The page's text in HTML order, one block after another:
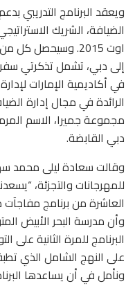
ويعقد البرنامج التدريبي
الضيافة، الشريك الاستراتيجي
اوت 2015.
وسيحصل كل من
إلى دبي، تشمل تذكرتي سفر
في أكاديمية الإمارات
الرائدة في مجال إدارة
مجموعة جميرا، الاسم
دبي القابضة.
وقالت سعادة ليلى محمد
للمهرجانات والتجزئة،
العاشرة من برنامج مفاجآت
وأن مدرسة البحر الأبيض
البرنامج للمرة الثانية على
على النهج الشامل الذي
ونأمل في أن يساعدها